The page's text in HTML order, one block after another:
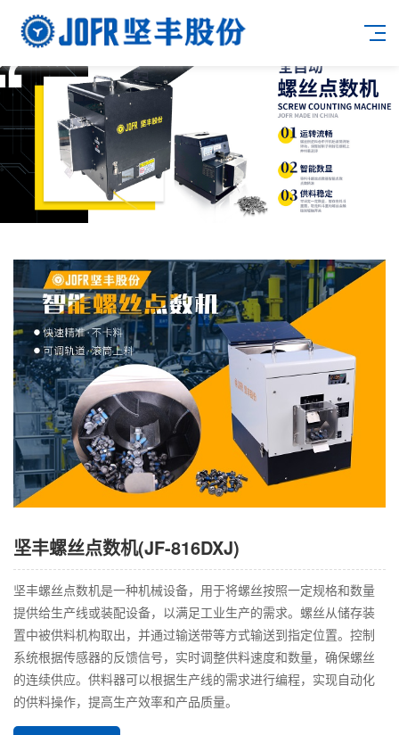
坚丰螺丝点数机(JF-816DXJ)
坚丰螺丝点数机是一种机械设备，用于将螺丝按照一定规格和数量
提供给生产线或装配设备，以满足工业生产的需求。螺丝从储存装
置中被供料机构取出，并通过输送带等方式输送到指定位置。控制
系统根据传感器的反馈信号，实时调整供料速度和数量，确保螺丝
的连续供应。供料器可以根据生产线的需求进行编程，实现自动化
的供料操作，提高生产效率和产品质量。